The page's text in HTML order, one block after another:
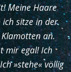
Meine Haare
ich sitze in der
an.
mir egal! Ich
»stehe« völlig